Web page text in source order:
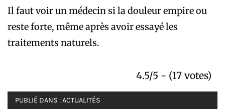
Il faut voir un médecin si la douleur empire ou
reste forte, même après avoir essayé les
traitements naturels.
4.5/5 - (17 votes)
PUBLIÉ DANS :ACTUALITÉS